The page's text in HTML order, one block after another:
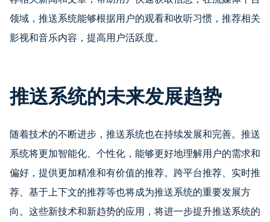
领域，推送系统能够根据用户的观看和收听习惯，推荐相关
影视和音乐内容，提高用户活跃度。
推送系统的未来发展趋势
随着技术的不断进步，推送系统也在持续发展和完善。推送
系统将更加智能化、个性化，能够更好地理解用户的需求和
偏好，提供更加精准和有价值的推荐。跨平台推荐、实时推
荐、基于上下文的推荐等也将成为推送系统的重要发展方
向。这些新技术和新趋势的应用，将进一步提升推送系统的